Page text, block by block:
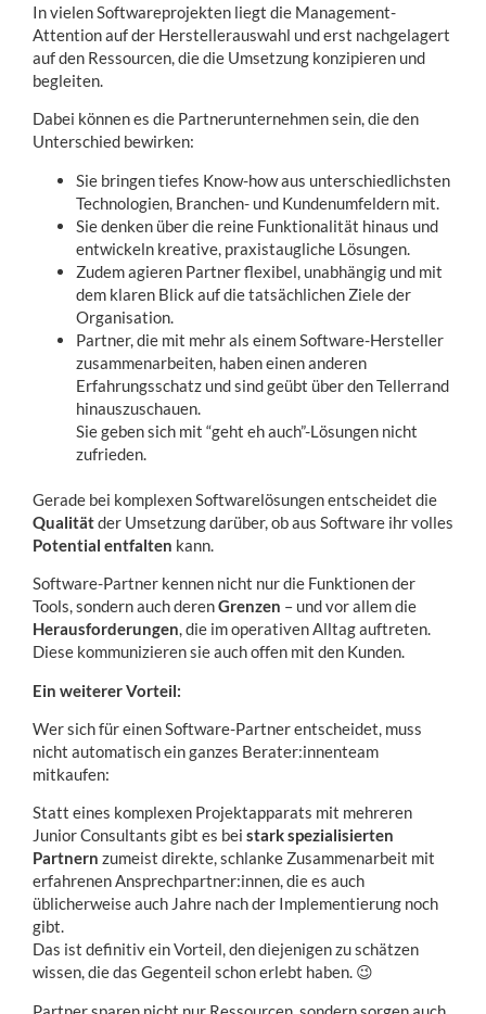
In vielen Softwareprojekten liegt die Management-
Attention auf der Herstellerauswahl und erst nachgelagert
auf den Ressourcen, die die Umsetzung konzipieren und
begleiten.
Dabei können es die Partnerunternehmen sein, die den
Unterschied bewirken:
Sie bringen tiefes Know-how aus unterschiedlichsten
Technologien, Branchen- und Kundenumfeldern mit.
Sie denken über die reine Funktionalität hinaus und
entwickeln kreative, praxistaugliche Lösungen.
Zudem agieren Partner flexibel, unabhängig und mit
dem klaren Blick auf die tatsächlichen Ziele der
Organisation.
Partner, die mit mehr als einem Software-Hersteller
zusammenarbeiten, haben einen anderen
Erfahrungsschatz und sind geübt über den Tellerrand
hinauszuschauen.
Sie geben sich mit “geht eh auch”-Lösungen nicht
zufrieden.
Gerade bei komplexen Softwarelösungen entscheidet die
Qualitätder Umsetzung darüber, ob aus Software ihr volles
Potential entfalten kann.
Software-Partner kennen nicht nur die Funktionen der
Tools, sondern auch derenGrenzen – und vor allem die
Herausforderungen, die im operativen Alltag auftreten.
Diese kommunizieren sie auch offen mit den Kunden.
Ein weiterer Vorteil:
Wer sich für einen Software-Partner entscheidet, muss
nicht automatisch ein ganzes Berater:innenteam
mitkaufen:
Statt eines komplexen Projektapparats mit mehreren
Junior Consultants gibt es bei stark spezialisierten
Partnern zumeist direkte, schlanke Zusammenarbeit mit
erfahrenen Ansprechpartner:innen, die es auch
üblicherweise auch Jahre nach der Implementierung noch
gibt.
Das ist definitiv ein Vorteil, den diejenigen zu schätzen
wissen, die das Gegenteil schon erlebt haben. 😉